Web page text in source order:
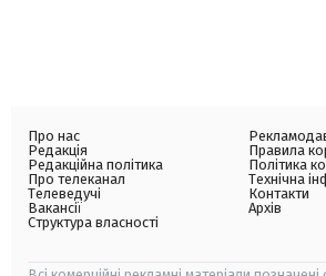
Про нас
Редакція
Редакційна політика
Про телеканал
Телеведучі
Вакансії
Структура власності
Правила
Політика
Технічна
Контакти
Архів